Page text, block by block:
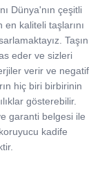
Dünya'nın çeşitli
kaliteli taşlarını
Taşın
eder ve sizleri
verir ve negatif
hiç biri birbirinin
gösterebilir.
garanti belgesi ile
kadife